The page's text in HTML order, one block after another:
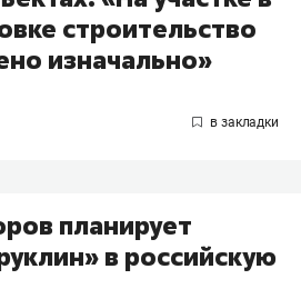
строительство
изначально»
планирует
в российскую